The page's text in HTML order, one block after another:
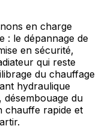
en charge
: le dépannage de
en sécurité,
qui reste
du chauffage
hydraulique
du
chauffe rapide et